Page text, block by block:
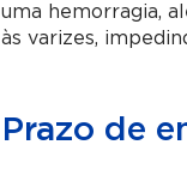
uma hemorragia,
às varizes,
Prazo de